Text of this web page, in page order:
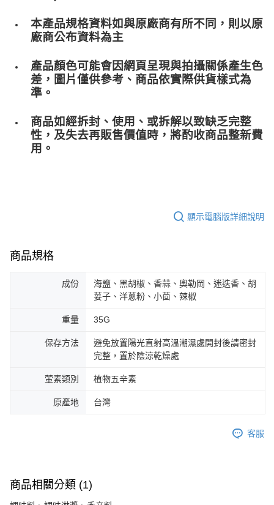
本產品規格資料如與原廠商有所不同，則以原
廠商公布資料為主
產品顏色可能會因網頁呈現與拍攝關係產生色
差，圖片僅供參考、商品依實際供貨樣式為
準。
商品如經拆封、使用、或拆解以致缺乏完整
性，及失去再販售價值時，將酌收商品整﻿新費
用。
顯示電腦版詳細說明
商品規格
成份
海鹽、黑胡椒、香蒜、奧勒岡、迷迭香、胡
荽子、洋蔥粉、小茴、辣椒
重量 35G
保存方法
避免放置陽光直射高溫潮濕處開封後請密封
完整，置於陰涼乾燥處
葷素類別 植物五辛素
原產地 台灣
客服
商品相關分類 (1)